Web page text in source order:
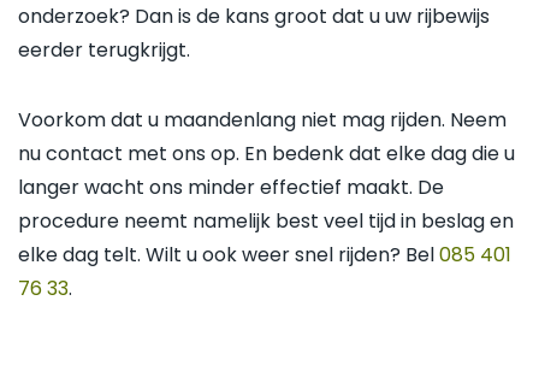
onderzoek? Dan is de kans groot dat u uw rijbewijs
eerder terugkrijgt.
Voorkom dat u maandenlang niet mag rijden. Neem
nu contact met ons op. En bedenk dat elke dag die u
langer wacht ons minder effectief maakt. De
procedure neemt namelijk best veel tijd in beslag en
elke dag telt. Wilt u ook weer snel rijden? Bel085 401
76 33.